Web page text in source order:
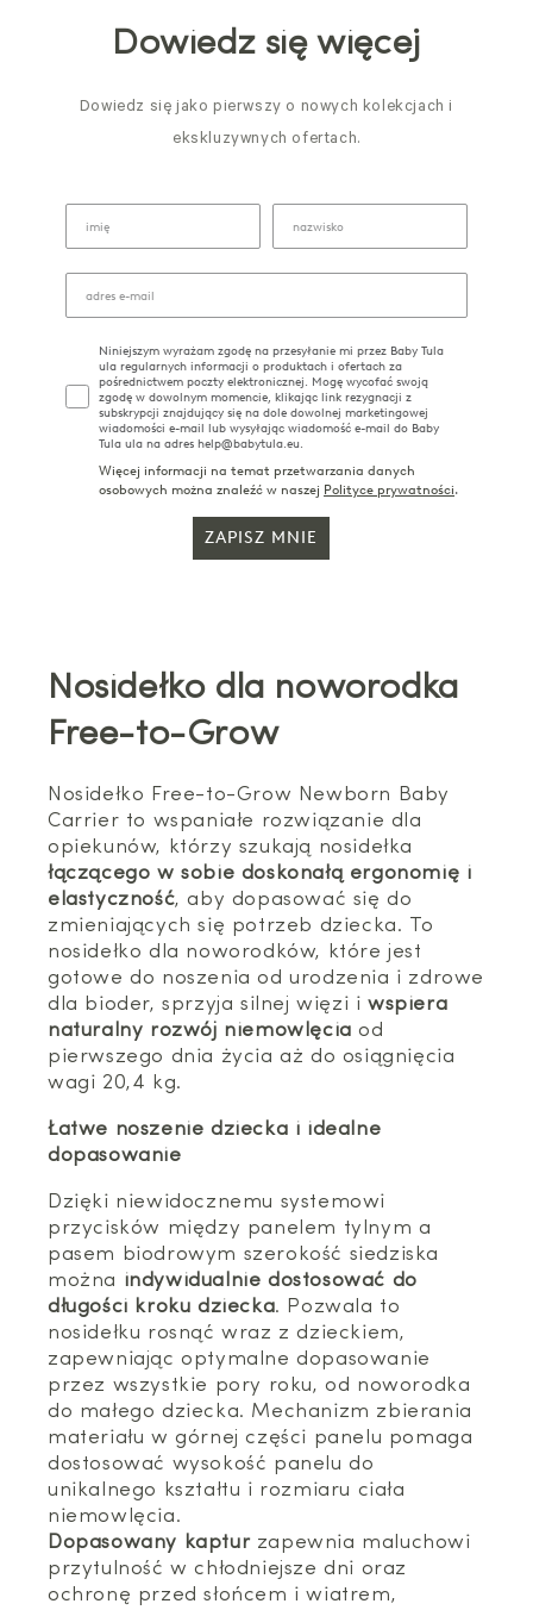
Dowiedz się więcej
Dowiedz się jako pierwszy o nowych kolekcjach i
ekskluzywnych ofertach.
Niniejszym wyrażam zgodę na przesyłanie mi przez Baby Tula
ula regularnych informacji o produktach i ofertach za
pośrednictwem poczty elektronicznej. Mogę wycofać swoją
zgodę w dowolnym momencie, klikając link rezygnacji z
subskrypcji znajdujący się na dole dowolnej marketingowej
wiadomości e-mail lub wysyłając wiadomość e-mail do Baby
Tula ula na adres help@babytula.eu.
Więcej informacji na temat przetwarzania danych
osobowych można znaleźć w naszej Polityce prywatności.
ZAPISZ MNIE
Nosidełko dla noworodka
Free-to-Grow
Nosidełko Free-to-Grow Newborn Baby
Carrier to wspaniałe rozwiązanie dla
opiekunów, którzy szukają nosidełka
łączącego w sobie doskonałą ergonomię i
elastyczność, aby dopasować się do
zmieniających się potrzeb dziecka. To
nosidełko dla noworodków, które jest
gotowe do noszenia od urodzenia i zdrowe
dla bioder, sprzyja silnej więzi iwspiera
naturalny rozwój niemowlęcia od
pierwszego dnia życia aż do osiągnięcia
wagi 20,4 kg.
Łatwe noszenie dziecka i idealne
dopasowanie
Dzięki niewidocznemu systemowi
przycisków między panelem tylnym a
pasem biodrowym szerokość siedziska
można indywidualnie dostosować do
długości kroku dziecka. Pozwala to
nosidełku rosnąć wraz z dzieckiem,
zapewniając optymalne dopasowanie
przez wszystkie pory roku, od noworodka
do małego dziecka. Mechanizm zbierania
materiału w górnej części panelu pomaga
dostosować wysokość panelu do
unikalnego kształtu i rozmiaru ciała
niemowlęcia.
Dopasowany kapturzapewnia maluchowi
przytulność w chłodniejsze dni oraz
ochronę przed słońcem i wiatrem,